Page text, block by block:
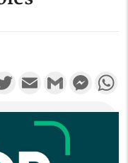
TwitterEmail Gmail